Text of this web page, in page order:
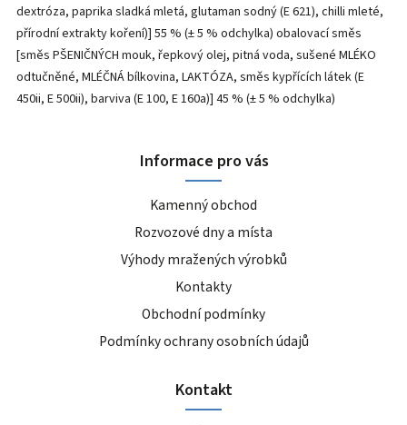
dextróza, paprika sladká mletá, glutaman sodný (E 621), chilli mleté,
přírodní extrakty koření)] 55 % (± 5 % odchylka) obalovací směs
[směs PŠENIČNÝCH mouk, řepkový olej, pitná voda, sušené MLÉKO
odtučněné, MLÉČNÁ bílkovina, LAKTÓZA, směs kypřících látek (E
450ii, E 500ii), barviva (E 100, E 160a)] 45 % (± 5 % odchylka)
Informace pro vás
Kamenný obchod
Rozvozové dny a místa
Výhody mražených výrobků
Kontakty
Obchodní podmínky
Podmínky ochrany osobních údajů
Kontakt